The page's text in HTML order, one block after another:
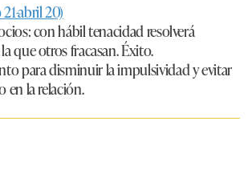
abril 20)
con hábil tenacidad resolverá
que otros fracasan. Éxito.
para disminuir la impulsividad y evitar
en la relación.